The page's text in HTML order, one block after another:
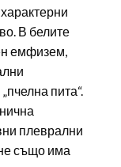
В белите
емфизем,
пита“.
плеврални
също има